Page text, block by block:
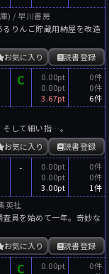
) / 早川書房
りんご貯蔵用納屋を改造
読書登録
お気に入り
C
0.00pt
0.00pt
3.67pt
0件
0件
6件
して細い指…。
読書登録
お気に入り
-
0.00pt
0.00pt
3.00pt
0件
0件
1件
英社
員を始めて一年。奇妙な
読書登録
お気に入り
C
0.00pt
0件